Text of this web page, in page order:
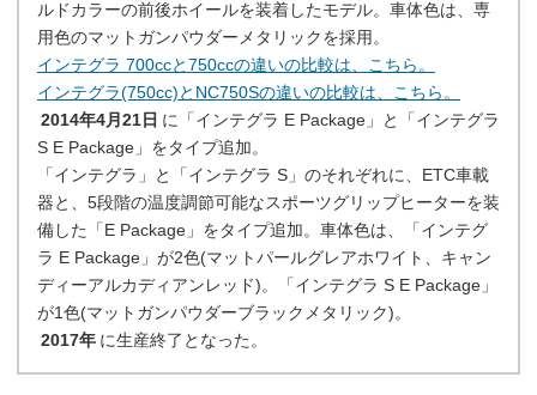
ルドカラーの前後ホイールを装着したモデル。車体色は、専
用色のマットガンパウダーメタリックを採用。
インテグラ 700ccと750ccの違いの比較は、こちら。
インテグラ(750cc)とNC750Sの違いの比較は、こちら。
2014年4月21日 に「インテグラ E Package」と「インテグラ
S E Package」をタイプ追加。
「インテグラ」と「インテグラ S」のそれぞれに、ETC車載
器と、5段階の温度調節可能なスポーツグリップヒーターを装
備した「E Package」をタイプ追加。車体色は、「インテグ
ラ E Package」が2色(マットパールグレアホワイト、キャン
ディーアルカディアンレッド)。「インテグラ S E Package」
が1色(マットガンパウダーブラックメタリック)。
2017年 に生産終了となった。